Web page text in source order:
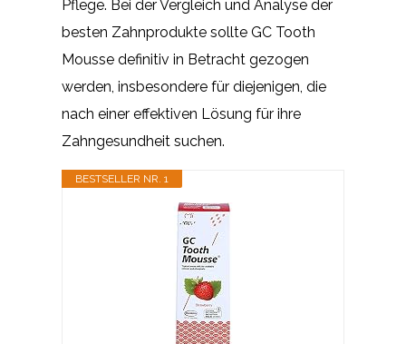
Pflege. Bei der Vergleich und Analyse der
besten Zahnprodukte sollte GC Tooth
Mousse definitiv in Betracht gezogen
werden, insbesondere für diejenigen, die
nach einer effektiven Lösung für ihre
Zahngesundheit suchen.
BESTSELLER NR. 1